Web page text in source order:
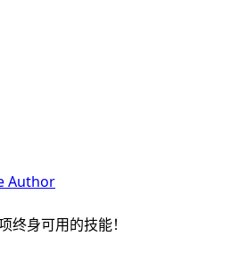
终身可用的技能！